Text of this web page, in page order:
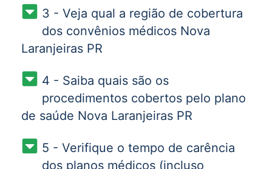
3 - Veja qual a região de cobertura
dos convênios médicos Nova
Laranjeiras PR
4 - Saiba quais são os
procedimentos cobertos pelo plano
de saúde Nova Laranjeiras PR
5 - Verifique o tempo de carência
dos planos médicos (incluso